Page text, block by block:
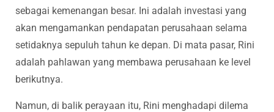
sebagai kemenangan besar. Ini adalah investasi yang
akan mengamankan pendapatan perusahaan selama
setidaknya sepuluh tahun ke depan. Di mata pasar, Rini
adalah pahlawan yang membawa perusahaan ke level
berikutnya.
Namun, di balik perayaan itu, Rini menghadapi dilema